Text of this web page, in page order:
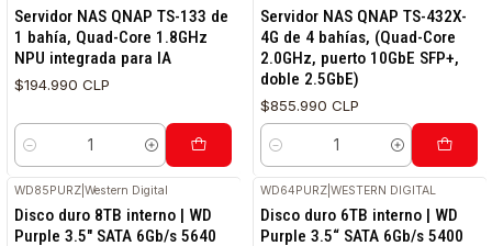
Servidor NAS QNAP TS-133 de
1 bahía, Quad-Core 1.8GHz
NPU integrada para IA
$194.990 CLP
Cantidad
Servidor NAS QNAP TS-432X-
4G de 4 bahías, (Quad-Core
2.0GHz, puerto 10GbE SFP+,
doble 2.5GbE)
$855.990 CLP
Cantidad
WD85PURZ |Western Digital
Disco duro 8TB interno | WD
Purple 3.5" SATA 6Gb/s 5640
WD64PURZ |WESTERN DIGITAL
Disco duro 6TB interno | WD
Purple 3.5“ SATA 6Gb/s 5400